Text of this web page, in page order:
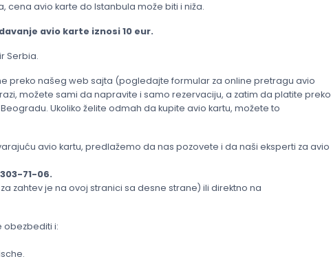
cena avio karte do Istanbula može biti i niža.
avio karte iznosi 10 eur.
Serbia.
preko našeg web sajta (pogledajte formular za online pretragu avio
možete sami da napravite i samo rezervaciju, a zatim da platite preko
Ukoliko želite odmah da kupite avio kartu, možete to
avio kartu, predlažemo da nas pozovete i da naši eksperti za avio
71-06.
zahtev je na ovoj stranici sa desne strane) ili direktno na
obezbediti i: